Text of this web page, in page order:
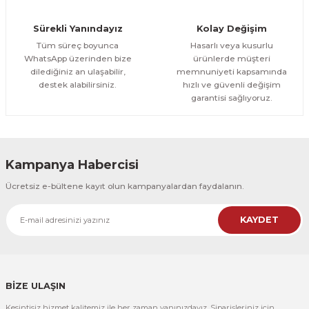
300,00 TL %25
CeSht
CeSht
Pembe Fonlu Good Things Are Coming Yazılı Tek Parça Ahşap Çerçeveli
500,00 TL
Sürekli Yanındayız
Tüm süreç boyunca
WhatsApp üzerinden bize
dilediğiniz an ulaşabilir,
destek alabilirsiniz.
Kolay Değişim
Hasarlı veya kusurlu
ürünlerde müşteri
memnuniyeti kapsamında
hızlı ve güvenli değişim
garantisi sağlıyoruz.
Kampanya Habercisi
Ücretsiz e-bültene kayıt olun kampanyalardan faydalanın.
KAYDET
BİZE ULAŞIN